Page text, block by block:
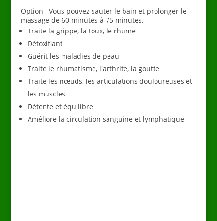
Option : Vous pouvez sauter le bain et prolonger le
massage de 60 minutes à 75 minutes.
Traite la grippe, la toux, le rhume
Détoxifiant
Guérit les maladies de peau
Traite le rhumatisme, l'arthrite, la goutte
Traite les nœuds, les articulations douloureuses et
les muscles
Détente et équilibre
Améliore la circulation sanguine et lymphatique